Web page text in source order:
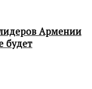
Армении
будет